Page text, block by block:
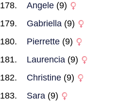
Angele (9)
Gabriella (9)
Pierrette (9)
Laurencia (9)
Christine (9)
Sara (9)